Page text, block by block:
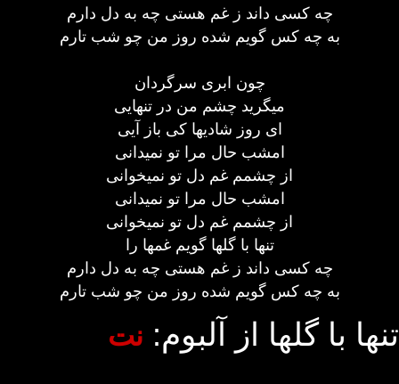
چه کسی داند ز غم هستی چه به دل دارم
به چه کس گویم شده روز من چو شب تارم
چون ابری سرگردان
میگرید چشم من در تنهایی
ای روز شادیها کی باز آیی
امشب حال مرا تو نمیدانی
از چشمم غم دل تو نمیخوانی
امشب حال مرا تو نمیدانی
از چشمم غم دل تو نمیخوانی
تنها با گلها گویم غمها را
چه کسی داند ز غم هستی چه به دل دارم
به چه کس گویم شده روز من چو شب تارم
تنها با گلها از آلبوم: نت